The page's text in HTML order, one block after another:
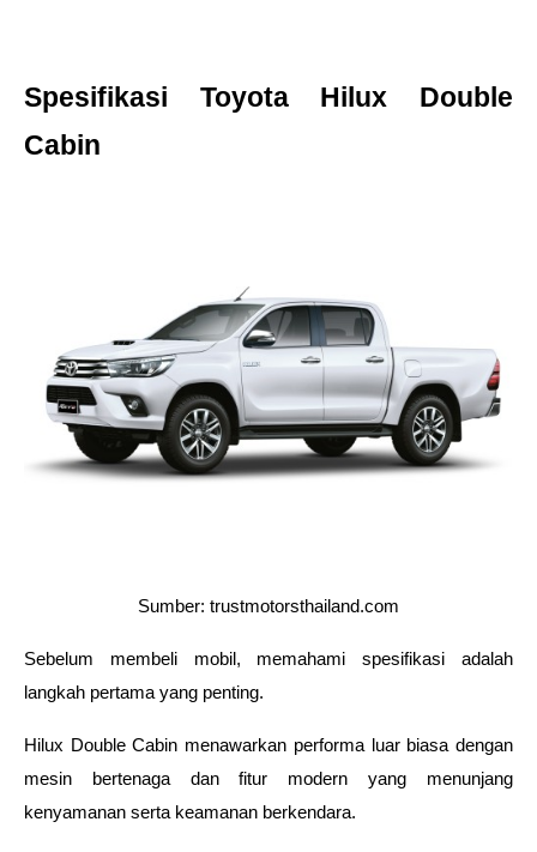
Spesifikasi Toyota Hilux Double
Cabin
Sumber: trustmotorsthailand.com
Sebelum membeli mobil, memahami spesifikasi adalah
langkah pertama yang penting.
Hilux Double Cabin menawarkan performa luar biasa dengan
mesin bertenaga dan fitur modern yang menunjang
kenyamanan serta keamanan berkendara.